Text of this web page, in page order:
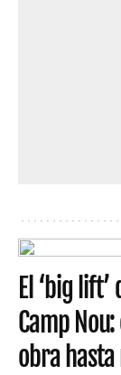
El ‘big
Camp
obra